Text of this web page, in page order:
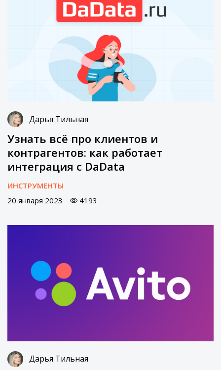
Дарья Тильная
Узнать всё про клиентов и
контрагентов: как работает
интеграция с DaData
ИНСТРУМЕНТЫ
20 января 2023
4193
Дарья Тильная